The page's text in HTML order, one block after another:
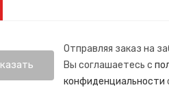
Отправляя заказ на
Вы соглашаетесь с
конфиденциальности